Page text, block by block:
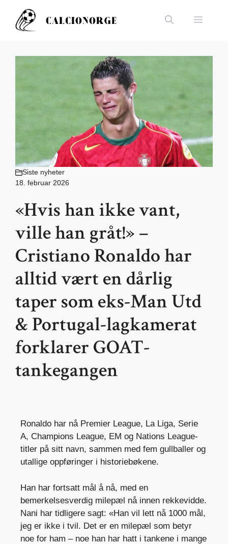
innhold
Meny
Siste nyheter
18. februar 2026
«Hvis han ikke vant,
ville han gråt!» –
Cristiano Ronaldo har
alltid vært en dårlig
taper som eks-Man Utd
& Portugal-lagkamerat
forklarer GOAT-
tankegangen
Ronaldo har nå Premier League, La Liga, Serie
A, Champions League, EM og Nations League-
titler på sitt navn, sammen med fem gullballer og
utallige oppføringer i historiebøkene.
Han har fortsatt mål å nå, med en
bemerkelsesverdig milepæl nå innen rekkevidde.
Nani har tidligere sagt: «Han vil lett nå 1000 mål,
jeg er ikke i tvil. Det er en milepæl som betyr
noe for ham – noe han har hatt i tankene i mange